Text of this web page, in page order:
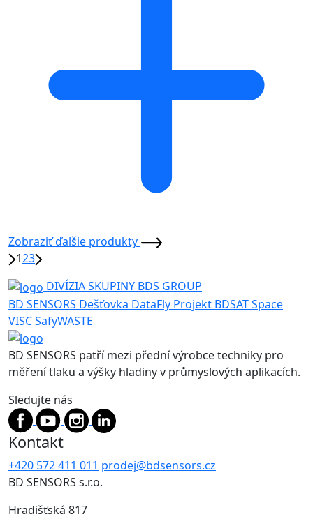
Zobraziť ďalšie produkty
123
DIVÍZIA SKUPINY BDS GROUP
BD SENSORS Dešťovka DataFly Projekt BDSATSpace
VISCSafyWASTE
BD SENSORS patří mezi přední výrobce techniky pro
měření tlaku a výšky hladiny v průmyslových aplikacích.
Sledujte nás
Kontakt
+420 572 411 011 prodej@bdsensors.cz
BD SENSORS s.r.o.
Hradišťská 817